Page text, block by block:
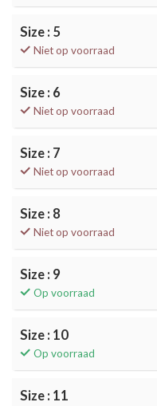
Size : 5
Niet op voorraad
Size : 6
Niet op voorraad
Size : 7
Niet op voorraad
Size : 8
Niet op voorraad
Size : 9
Op voorraad
Size : 10
Op voorraad
Size : 11